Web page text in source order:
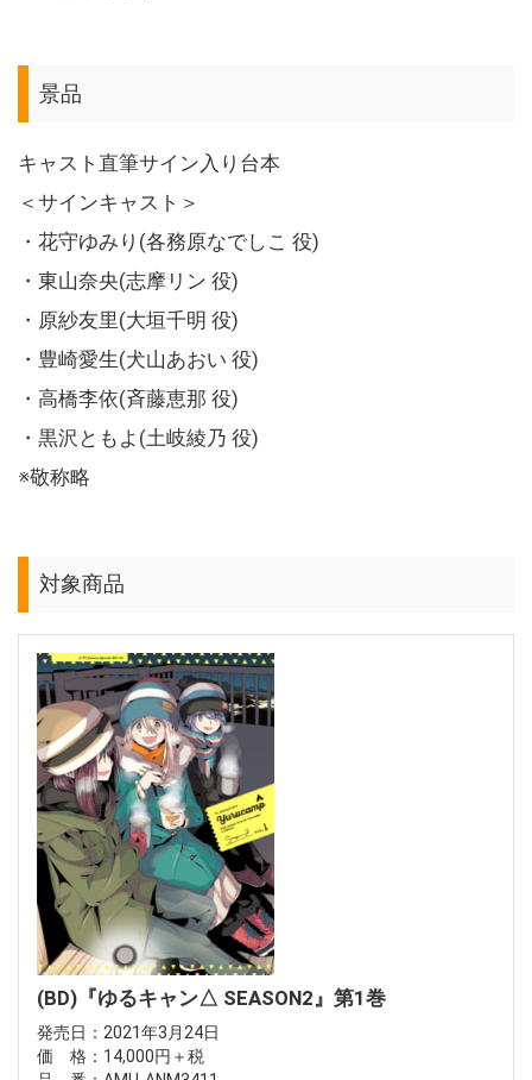
景品
キャスト直筆サイン入り台本
＜サインキャスト＞
・花守ゆみり(各務原なでしこ 役)
・東山奈央(志摩リン 役)
・原紗友里(大垣千明 役)
・豊崎愛生(犬山あおい 役)
・高橋李依(斉藤恵那 役)
・黒沢ともよ(土岐綾乃 役)
※敬称略
対象商品
(BD)『ゆるキャン△ SEASON2』第1巻
発売日：2021年3月24日
価 格：14,000円＋税